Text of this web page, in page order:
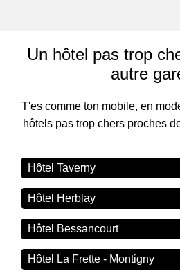
Un hôtel pas trop
autre
T'es comme ton mobile, en
hôtels pas trop chers proches
Hôtel Taverny
Hôtel Herblay
Hôtel Bessancourt
Hôtel La Frette - Montigny